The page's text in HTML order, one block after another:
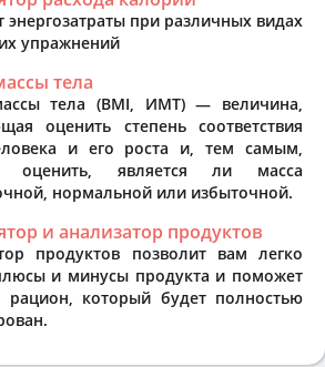
энергозатраты при различных видах
упражнений
тела
тела (BMI, ИМТ) — величина,
оценить степень соответствия
и его роста и, тем самым,
оценить, является ли масса
нормальной или избыточной.
и анализатор продуктов
продуктов позволит вам легко
и минусы продукта и поможет
рацион, который будет полностью